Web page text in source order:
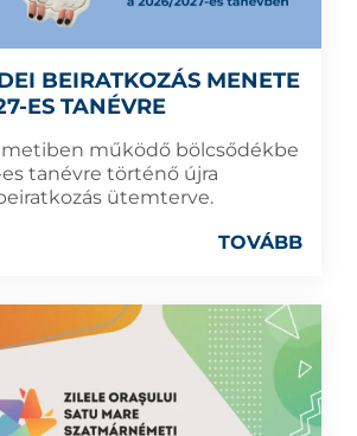
BEIRATKOZÁS MENETE
ES TANÉVRE
működő bölcsődékbe
es tanévre történő újra
ütemterve.
TOVÁBB